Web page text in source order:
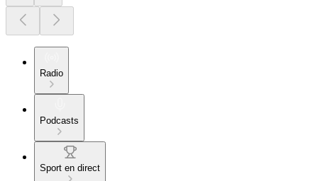
Radio
Podcasts
Sport en direct